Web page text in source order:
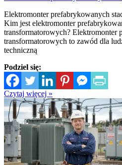
Elektromonter prefabrykowanych
Kim jest elektromonter
transformatorowych? Elektromonter
transformatorowych to zawód dla
techniczną
Podziel się:
Czytaj więcej »